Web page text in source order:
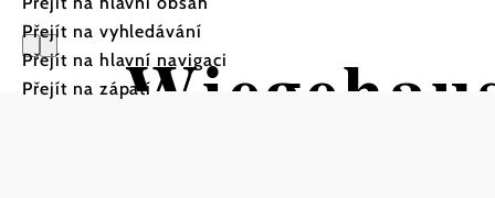
Přejít na vyhledávání
Přejít na hlavní navigaci
Přejít na zápatí